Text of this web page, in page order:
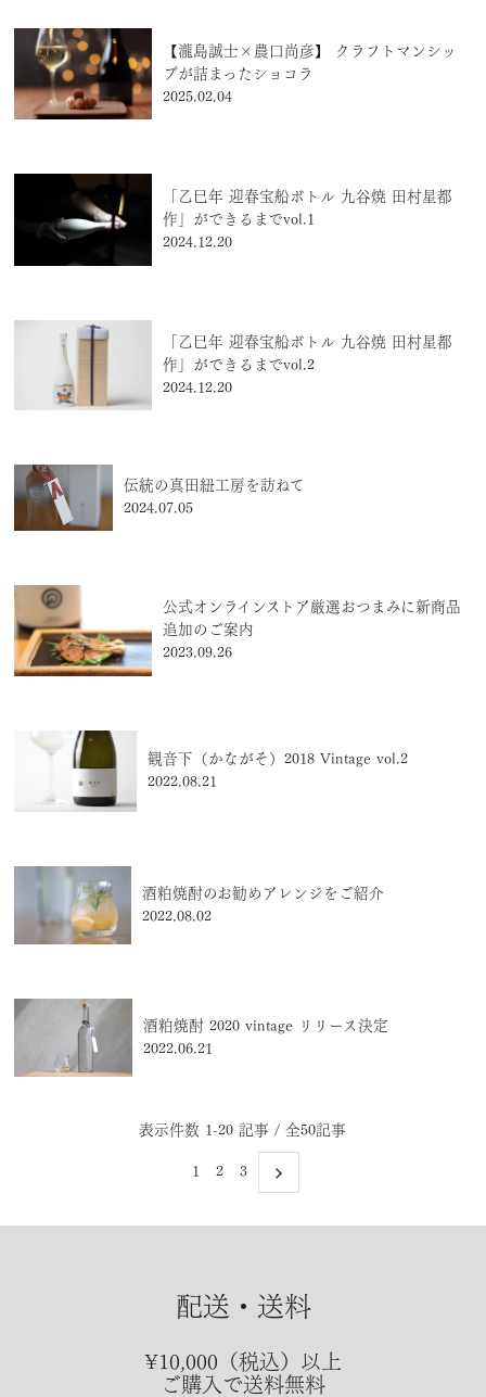
【瀧島誠士×農口尚彦】 クラフトマンシッ
プが詰まったショコラ
2025.02.04
「乙巳年 迎春宝船ボトル 九谷焼 田村星都
作」ができるまでvol.1
2024.12.20
「乙巳年 迎春宝船ボトル 九谷焼 田村星都
作」ができるまでvol.2
2024.12.20
伝統の真田紐工房を訪ねて
2024.07.05
公式オンラインストア厳選おつまみに新商品
追加のご案内
2023.09.26
観音下（かながそ）2018 Vintage vol.2
2022.08.21
酒粕焼酎のお勧めアレンジをご紹介
2022.08.02
酒粕焼酎 2020 vintage リリース決定
2022.06.21
表示件数 1-20 記事 / 全50記事
1 2 3
配送・送料
¥10,000（税込）以上
ご購入で送料無料